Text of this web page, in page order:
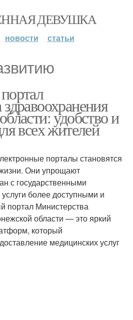
ДЕВУШКА
новости статьи
удобство и
всех жителей
порталы становятся
Они упрощают
с государственными
более доступными и
портал Министерства
области — это яркий
который
медицинских услуг